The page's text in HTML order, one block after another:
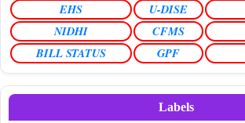
EHS
U-DISE
NIDHI
CFMS
BILL STATUS
GPF
Labels